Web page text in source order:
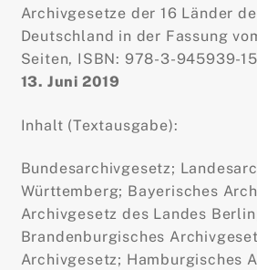
Archivgesetze der 16 Länder
Deutschland in der Fassung
Seiten, ISBN: 978-3-945939-
13. Juni 2019
Inhalt (Textausgabe):
Bundesarchivgesetz;
Württemberg; Bayerisches
Archivgesetz des Landes
Brandenburgisches
Archivgesetz; Hamburgisches